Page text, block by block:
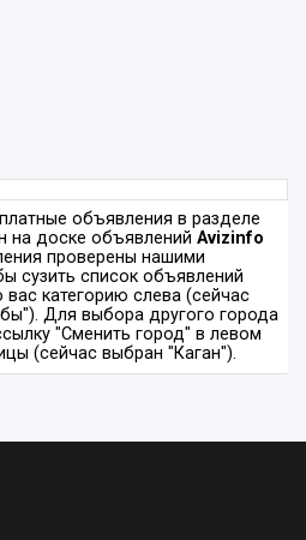
объявления в разделе
на доске объявлений Avizinfo
проверены нашими
сузить список объявлений
категорию слева (сейчас
Для выбора другого города
"Сменить город" в левом
(сейчас выбран "Каган").